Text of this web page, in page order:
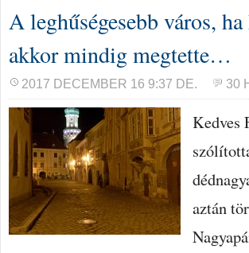
A leghűségesebb város,
akkor mindig megtette…
2017 DECEMBER 16 9:37 DE. 30
Kedves
aztán